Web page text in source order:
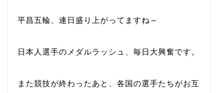
平昌五輪、連日盛り上がってますね～
日本人選手のメダルラッシュ、毎日大興奮です。
また競技が終わったあと、各国の選手たちがお互